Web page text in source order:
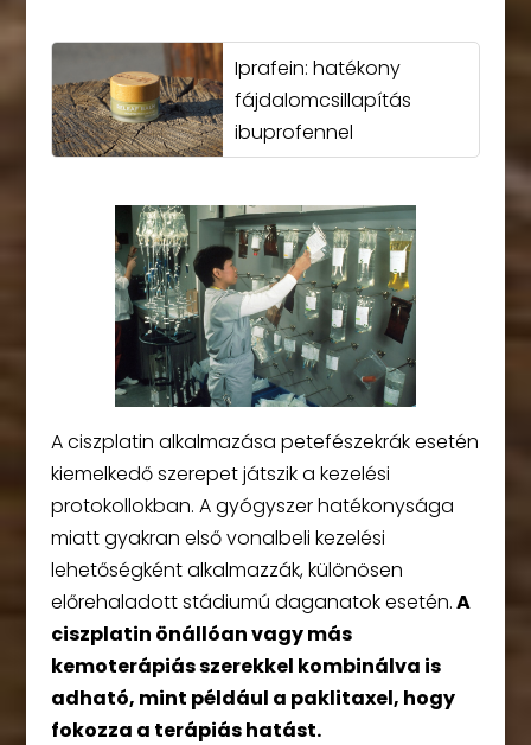
Iprafein: hatékony
fájdalomcsillapítás
ibuprofennel
A ciszplatin alkalmazása petefészekrák esetén
kiemelkedő szerepet játszik a kezelési
protokollokban. A gyógyszer hatékonysága
miatt gyakran első vonalbeli kezelési
lehetőségként alkalmazzák, különösen
előrehaladott stádiumú daganatok esetén.A
ciszplatin önállóan vagy más
kemoterápiás szerekkel kombinálva is
adható, mint például a paklitaxel, hogy
fokozza a terápiás hatást.